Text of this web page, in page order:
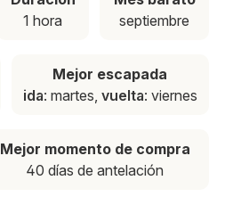
1 hora
septiembre
Mejor escapada
ida: martes, vuelta: viernes
Mejor momento de compra
40 días de antelación